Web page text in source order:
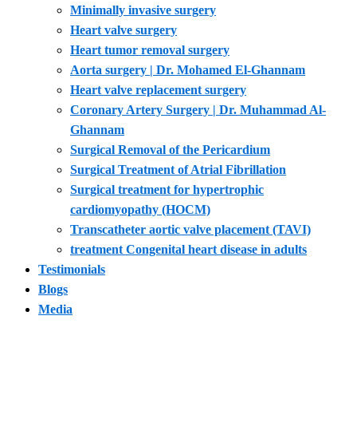
Minimally invasive surgery
Heart valve surgery
Heart tumor removal surgery
Aorta surgery | Dr. Mohamed El-Ghannam
Heart valve replacement surgery
Coronary Artery Surgery | Dr. Muhammad Al-
Ghannam
Surgical Removal of the Pericardium
Surgical Treatment of Atrial Fibrillation
Surgical treatment for hypertrophic
cardiomyopathy (HOCM)
Transcatheter aortic valve placement (TAVI)
treatment Congenital heart disease in adults
Testimonials
Blogs
Media